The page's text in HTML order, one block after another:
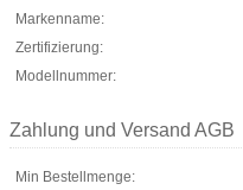
Markenname:
Zertifizierung:
Modellnummer:
Zahlung und Versand AGB
Min Bestellmenge: